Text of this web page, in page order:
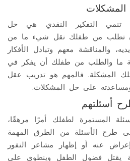
تنمي التفكير النقدي هي حل
أن تطلب من طفلك نقل شيء ما من
والمناقشة معهم وتبادل الأفكار
ما والطلب من طفلك أن يفكر في
المشكلة. فالمهم هو تدريب عقل
على حل المشكلات.
المستمرة لطفلك أمرًا مرهقًا،
طرح الأسئلة من الطرق المهمة
عنه أو إظهار مشاعر النفور
يقتل فضول الطفل وينطوي على